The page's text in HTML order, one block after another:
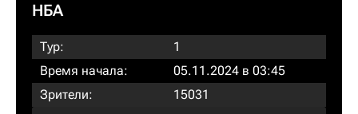
НБА
Тур:
1
Время начала:
05.11.2024 в 03:45
Зрители:
15031